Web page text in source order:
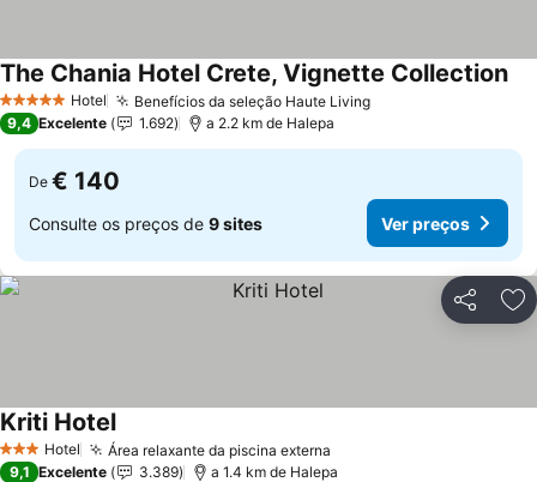
5 Estrelas Hotel Benefícios da seleção Haute LivingVer preços
The Chania Hotel Crete, Vignette Collection
9,4 Excelente 1.692 a 2.2 km de Halepa
De € 140
Consulte os preços de 9 sites Ver preços
Partilhar
3 EstrelasHotel Área relaxante da piscina externa
Kriti HotelVer preços
9,1 Excelente 3.389 a 1.4 km de Halepa